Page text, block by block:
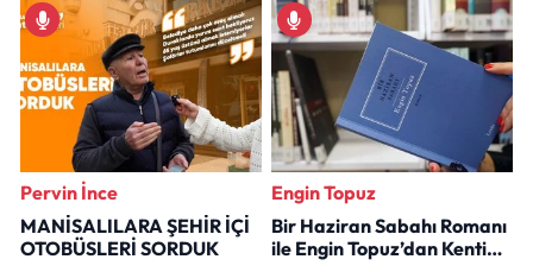
Pervin İnce
MANİSALILARA ŞEHİR İÇİ
OTOBÜSLERİ SORDUK
Engin Topuz
Bir Haziran Sabahı Romanı
ile Engin Topuz’dan Kenti